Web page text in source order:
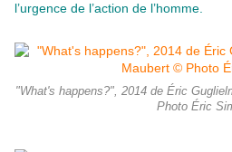
l’urgence de l’action de l’homme.
"What's happens?", 2014 de Éric
Photo Éric